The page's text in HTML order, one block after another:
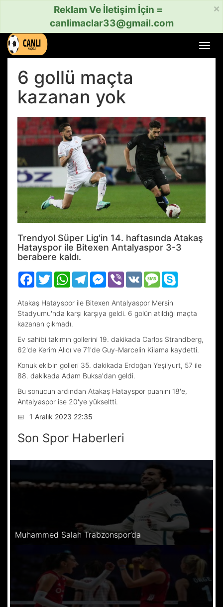
×
Reklam Ve İletişim İçin =
canlimaclar33@gmail.com
aç
6 gollü maçta
kazanan yok
Trendyol Süper Lig'in 14. haftasında Atakaş
Hatayspor ile Bitexen Antalyaspor 3-3
berabere kaldı.
Facebook
TwitterWhatsAppTelegramMessenger
Viber VK Message
Atakaş Hatayspor ile Bitexen Antalyaspor Mersin
Stadyumu'nda karşı karşıya geldi. 6 golün atıldığı maçta
kazanan çıkmadı.
Ev sahibi takımın gollerini 19. dakikada Carlos Strandberg,
62'de Kerim Alıcı ve 71'de Guy-Marcelin Kilama kaydetti.
Konuk ekibin golleri 35. dakikada Erdoğan Yeşilyurt, 57 ile
88. dakikada Adam Buksa'dan geldi.
Bu sonucun ardından Atakaş Hatayspor puanını 18'e,
Antalyaspor ise 20'ye yükseltti.
📅
1 Aralık 2023 22:35
Son Spor Haberleri
Muhammed Salah Trabzonspor’da